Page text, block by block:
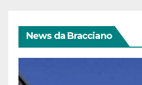
News da Bracciano